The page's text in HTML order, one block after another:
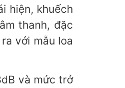
hiện, khuếch
thanh, đặc
với mẫu loa
và mức trở